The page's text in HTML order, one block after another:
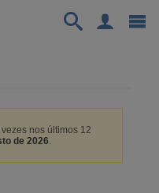
nos últimos 12
de 2026.